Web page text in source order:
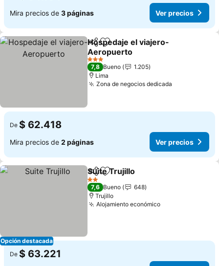
Mira precios de 3 páginas Ver precios
CompartirAgregar a favoritos
Hospedaje el viajero-
Aeropuerto
3 Estrellas
7,8 Bueno
1.205
Lima
Zona de negocios dedicada
De $ 62.418
Mira precios de 2 páginas Ver precios
Opción destacada
CompartirAgregar a favoritos
Suite Trujillo
2 Estrellas
7,6 Bueno
648
Trujillo
Alojamiento económico
De $ 63.221